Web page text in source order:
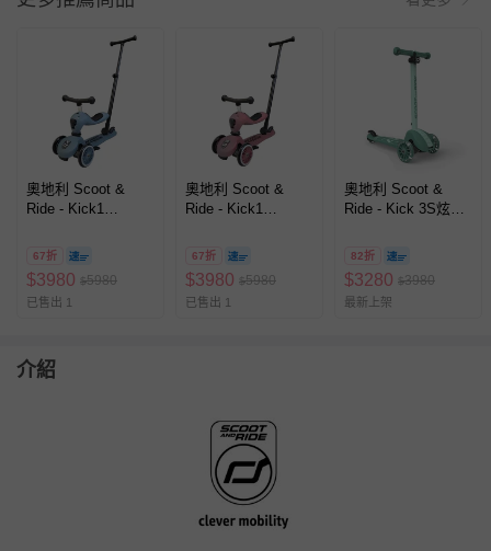
奧地利 Scoot &
Ride - Kick1
車-岩石藍
67折
$3980 $5980
已售出 1
奧地利 Scoot &
Ride - Kick1
車-莓果
67折
$3980 $5980
已售出 1
奧地利 Scoot &
Ride - Kick 3S炫輪
82折
$3280 $3980
最新上架
介紹